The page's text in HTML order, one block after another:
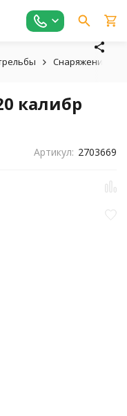
Снаряжение
калибр
Артикул: 2703669